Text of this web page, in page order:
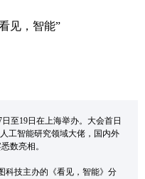
见，智能”
至19日在上海举办。大会首日
工智能研究领域大佬，国内外
数亮相。
科技主办的《看见，智能》分